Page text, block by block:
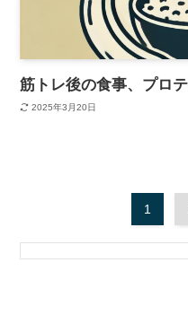
筋トレ後の食事、プロ
2025年3月20日
1